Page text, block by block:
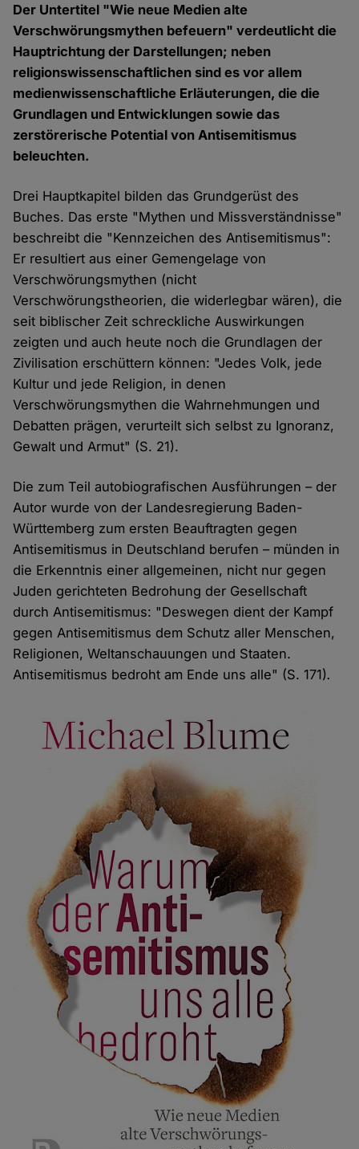
Der Untertitel "Wie neue Medien alte
Verschwörungsmythen befeuern" verdeutlicht die
Hauptrichtung der Darstellungen; neben
religionswissenschaftlichen sind es vor allem
medienwissenschaftliche Erläuterungen, die die
Grundlagen und Entwicklungen sowie das
zerstörerische Potential von Antisemitismus
beleuchten.
Drei Hauptkapitel bilden das Grundgerüst des
Buches. Das erste "Mythen und Missverständnisse"
beschreibt die "Kennzeichen des Antisemitismus":
Er resultiert aus einer Gemengelage von
Verschwörungsmythen (nicht
Verschwörungstheorien, die widerlegbar wären), die
seit biblischer Zeit schreckliche Auswirkungen
zeigten und auch heute noch die Grundlagen der
Zivilisation erschüttern können: "Jedes Volk, jede
Kultur und jede Religion, in denen
Verschwörungsmythen die Wahrnehmungen und
Debatten prägen, verurteilt sich selbst zu Ignoranz,
Gewalt und Armut" (S. 21).
Die zum Teil autobiografischen Ausführungen – der
Autor wurde von der Landesregierung Baden-
Württemberg zum ersten Beauftragten gegen
Antisemitismus in Deutschland berufen – münden in
die Erkenntnis einer allgemeinen, nicht nur gegen
Juden gerichteten Bedrohung der Gesellschaft
durch Antisemitismus: "Deswegen dient der Kampf
gegen Antisemitismus dem Schutz aller Menschen,
Religionen, Weltanschauungen und Staaten.
Antisemitismus bedroht am Ende uns alle" (S. 171).